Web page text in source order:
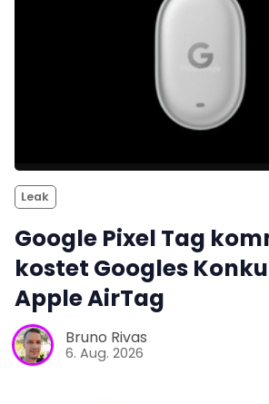
Leak
Google Pixel Tag
kostet Googles
Apple AirTag
Bruno Rivas
6. Aug. 2026